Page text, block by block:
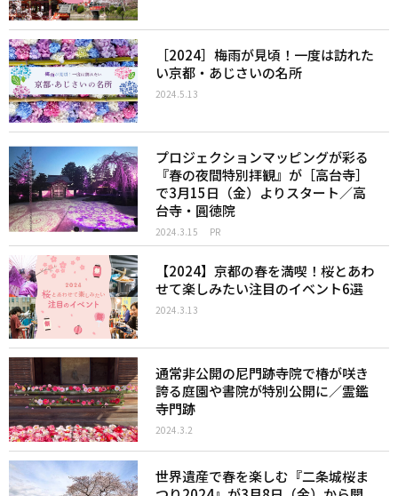
［2024］梅雨が見頃！一度は訪れた
い京都・あじさいの名所
2024.5.13
プロジェクションマッピングが彩る
『春の夜間特別拝観』が［高台寺］
で3月15日（金）よりスタート／高
台寺・圓徳院
2024.3.15 PR
【2024】京都の春を満喫！桜とあわ
せて楽しみたい注目のイベント6選
2024.3.13
通常非公開の尼門跡寺院で椿が咲き
誇る庭園や書院が特別公開に／霊鑑
寺門跡
2024.3.2
世界遺産で春を楽しむ『二条城桜ま